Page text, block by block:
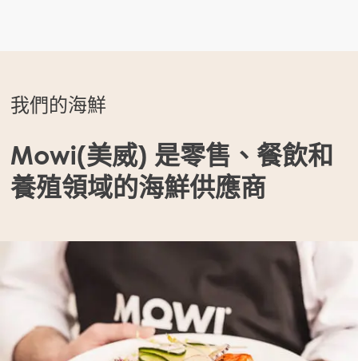
我們的海鮮
Mowi(美威) 是零售、餐飲和
養殖領域的海鮮供應商